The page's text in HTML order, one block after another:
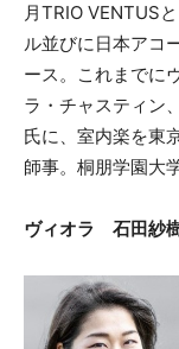
月TRIO VENTUS
ル並びに日本アコ
ース。これまでに
ラ・チャスティン
氏に、室内楽を東
師事。桐朋学園大
ヴィオラ 石田紗